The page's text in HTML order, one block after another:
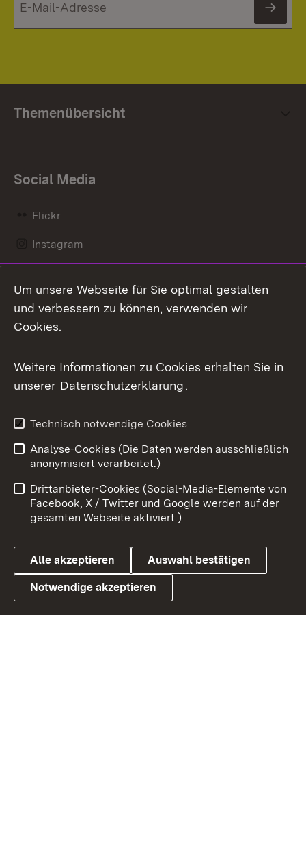
Themenübersicht
Social Media
Flickr
Instagram
Mastodon
Messenger
Social Wall
X / Twitter
Youtube
Link zum Landesportal
Benutzungshinweise
Barrierefreiheit
Datenschutz
Cookies
Um unsere Webseite für Sie optimal gestalten
und verbessern zu können, verwenden wir
Cookies.
Weitere Informationen zu Cookies erhalten Sie in
unserer Datenschutzerklärung.
Technisch notwendige Cookies
Analyse-Cookies (Die Daten werden ausschließlich
anonymisiert verarbeitet.)
Drittanbieter-Cookies (Social-Media-Elemente von
Facebook, X / Twitter und Google werden auf der
gesamten Webseite aktiviert.)
Alle akzeptieren Auswahl bestätigen
Notwendige akzeptieren